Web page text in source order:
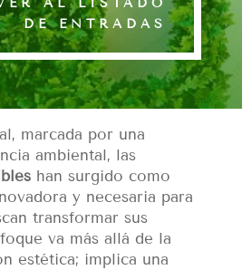
AL LISTADO
DE ENTRADAS
marcada por una
ambiental, las
han surgido como
y necesaria para
transformar sus
va más allá de la
estética; implica una